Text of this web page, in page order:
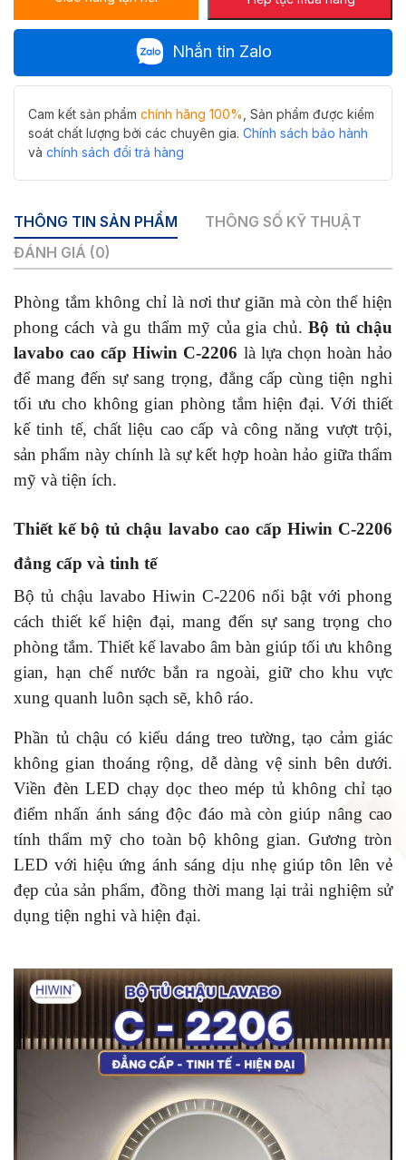
2206
màu
sang
trọng
số
Nhắn tin Zalo
Cam kết sản phẩm chính hãng 100% , Sản phẩm được kiểm
soát chất lượng bởi các chuyên gia. Chính sách bảo hành
và chính sách đổi trả hàng
THÔNG TIN SẢN PHẨM
THÔNG SỐ KỸ THUẬT
ĐÁNH GIÁ (0)
Phòng tắm không chỉ là nơi thư giãn mà còn thể hiện
phong cách và gu thẩm mỹ của gia chủ.Bộ tủ chậu
lavabo cao cấp Hiwin C-2206 là lựa chọn hoàn hảo
để mang đến sự sang trọng, đẳng cấp cùng tiện nghi
tối ưu cho không gian phòng tắm hiện đại. Với thiết
kế tinh tế, chất liệu cao cấp và công năng vượt trội,
sản phẩm này chính là sự kết hợp hoàn hảo giữa thẩm
mỹ và tiện ích.
Thiết kế bộ tủ chậu lavabo cao cấp Hiwin C-2206
đẳng cấp và tinh tế
Bộ tủ chậu lavabo Hiwin C-2206 nổi bật với phong
cách thiết kế hiện đại, mang đến sự sang trọng cho
phòng tắm. Thiết kế lavabo âm bàn giúp tối ưu không
gian, hạn chế nước bắn ra ngoài, giữ cho khu vực
xung quanh luôn sạch sẽ, khô ráo.
Phần tủ chậu có kiểu dáng treo tường, tạo cảm giác
không gian thoáng rộng, dễ dàng vệ sinh bên dưới.
Viền đèn LED chạy dọc theo mép tủ không chỉ tạo
điểm nhấn ánh sáng độc đáo mà còn giúp nâng cao
tính thẩm mỹ cho toàn bộ không gian. Gương tròn
LED với hiệu ứng ánh sáng dịu nhẹ giúp tôn lên vẻ
đẹp của sản phẩm, đồng thời mang lại trải nghiệm sử
dụng tiện nghi và hiện đại.